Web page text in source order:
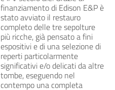
finanziamento di Edison E&P è
stato avviato il restauro
completo delle tre sepolture
più ricche, già pensato a fini
espositivi e di una selezione di
reperti particolarmente
significativi e/o delicati da altre
tombe, eseguendo nel
contempo una completa